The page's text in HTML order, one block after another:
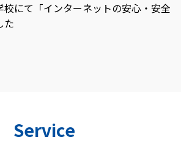
にて「インターネットの安心・安全
た
Service